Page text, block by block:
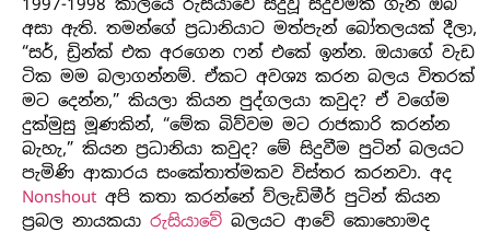
අසා ඇති. තමන්ගේ ප්‍රධානියාට මත්පැන් බෝතලයක් දීලා,
“සර්, ඩ්‍රින්ක් එක අරගෙන ෆන් එකේ ඉන්න. ඔයාගේ වැඩ
ටික මම බලාගන්නම්. ඒකට අවශ්‍ය කරන බලය විතරක්
මට දෙන්න,” කියලා කියන පුද්ගලයා කවුද? ඒ වගේම
දුක්මුසු මූණකින්, “මේක බිව්වම මට රාජකාරි කරන්න
බැහැ,” කියන ප්‍රධානියා කවුද? මේ සිදුවීම පුටින් බලයට
පැමිණි ආකාරය සංකේතාත්මකව විස්තර කරනවා. අද
Nonshout අපි කතා කරන්නේ ව්ලැඩිමීර් පුටින් කියන
ප්‍රබල නායකයා රුසියාවේ බලයට ආවේ කොහොමද